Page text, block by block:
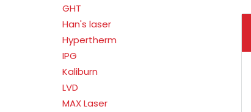
GHT
Han's laser
Hypertherm
IPG
Kaliburn
LVD
MAX Laser